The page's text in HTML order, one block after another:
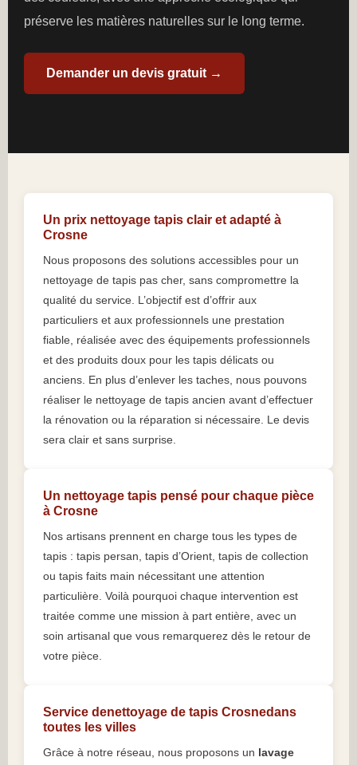
préserve les matières naturelles sur le long terme.
Demander un devis gratuit →
Un prix nettoyage tapis clair et adapté à
Crosne
Nous proposons des solutions accessibles pour un
nettoyage de tapis pas cher, sans compromettre la
qualité du service. L’objectif est d’offrir aux
particuliers et aux professionnels une prestation
fiable, réalisée avec des équipements professionnels
et des produits doux pour les tapis délicats ou
anciens. En plus d’enlever les taches, nous pouvons
réaliser le nettoyage de tapis ancien avant d’effectuer
la rénovation ou la réparation si nécessaire. Le devis
sera clair et sans surprise.
Un nettoyage tapis pensé pour chaque pièce
à Crosne
Nos artisans prennent en charge tous les types de
tapis : tapis persan, tapis d’Orient, tapis de collection
ou tapis faits main nécessitant une attention
particulière. Voilà pourquoi chaque intervention est
traitée comme une mission à part entière, avec un
soin artisanal que vous remarquerez dès le retour de
votre pièce.
Service denettoyage de tapis Crosnedans
toutes les villes
Grâce à notre réseau, nous proposons un lavage